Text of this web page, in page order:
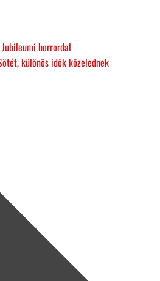
Jubileumi horrordal
különös idők közelednek